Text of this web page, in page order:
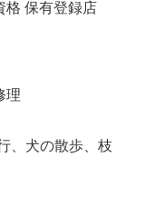
格 保有登録店
理
、犬の散歩、枝